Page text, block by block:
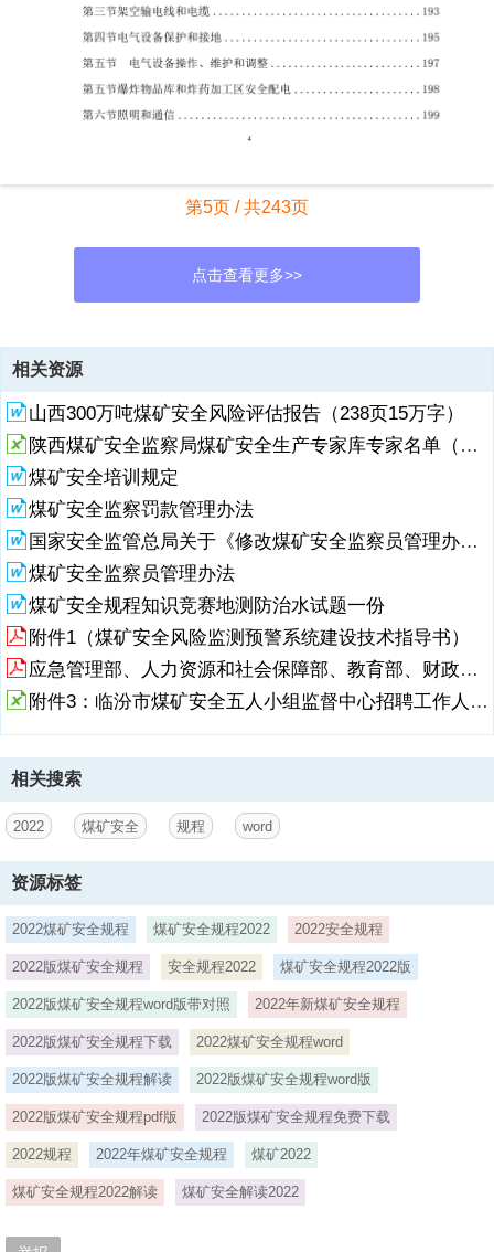
第5页 / 共243页
点击查看更多>>
资源描述
1、更多煤矿精品资料，扫描右面二维码微信关注：煤矿安全知识
12022 年新版煤矿安全规程（应急管理部令第 8 号）中华人民共和国应
急管理部令第 8 号 应急管理部关于修改煤矿安全规程的决定已经 2021
年 8 月 17 日应急管理部第 27 次部务会议审议通过，现予公布，自
2022 年 4 月 1 日起施行。 部长 黄明2022 年 1 月 6 日附件：煤矿安全
规程 更多煤矿精品资料，扫描右面二维码微信关注：煤矿安全知识 1目
录第一编总 则 .1第二编 地 质 保 障 .5第三编 井 工 煤 矿 .7第一章矿 井
建 设 .7第一节一 般 规 定 .7第二节 井巷掘进与支护 .8第三节 井塔
2、、井架及井筒装备 .15第四节 建井期间生产及辅助系统 .17第二章开
采 .22第一节一 般 规 定 .22第二节回采和顶板控制 .26第三节采 掘 机
械 .36第四节 建(构)筑物下、水体下、 .39第五节 井巷维修和报废 .39
第六节 防 止 坠 落 .41第二章通风、瓦斯和煤尘爆炸防治 .41第一节通
风 .41第二节瓦 斯 防 治 .53第三节 瓦斯和煤尘爆炸防治 .60第三章煤
(岩)与瓦斯(二氧化碳)突出防治 .61第一节一 般 规 定 .61第二节 区域综
3、防治 .71第一节 一 般 规 定 .71第二节 冲击危险性预测 .74第三节
区域与局部防冲措施 .75第四节 冲击地压安全防护措施 .76第六章防灭
火 .77第一节 一 般 规 定 .77第二节 井下火灾防治 .80第三节 井下火区
管理 .85第七章防治 水 .86第一节 一 般 规 定 .86第二节 地 面 防 治 水
.88第三节 井 下 防 治 水 .89第四节 井 下 排 水 .93第五节探放 水 .95
第八章 爆炸物品和井下爆破 .97第一节 爆炸物品贮存 .97第二节 爆炸物
品运输 .102第三节 井 下 爆 破 .104第九章 运输、提升和空气压缩机
.112第一节 平巷和
4、倾斜井巷运输 .112第二节 立 井 提 升 .124更多煤矿精品资料，扫描
右面二维码微信关注：煤矿安全知识 3第三节 钢丝绳和连接装置 .130
第四节 提升装置 .139第五节 空气压缩机 .146第十章电 气 .147第一节
一般规定 .147第二节 电气设备和保护 .152第三节井下机电设备硐室
.154第四节输电线路及电缆 .155第五节井下照明和信号 .158第六节井
下电气设备保护接地 .160第七节电气设备、电缆的检查、维护和调整
.161第八节井下电池电源 .162第十一章 监控与通信 .163第一节一般规
定 .163第二节 安全监控 .164第二节人员位置监测 .170第四节
5、通信与图像监视 .171第四编 露 天 煤 矿 .171第一章一 般 规 定
三节爆 破 .174更多煤矿精品资料，扫描右面二维码微信关注：煤矿安
相关资源
山西300万吨煤矿安全风险评估报告（238页15万字）
陕西煤矿安全监察局煤矿安全生产专家库专家名单（第一批）
煤矿安全培训规定
煤矿安全监察罚款管理办法
国家安全监管总局关于《修改煤矿安全监察员管理办法》等五部煤矿安全规章的决定
煤矿安全监察员管理办法
煤矿安全规程知识竞赛地测防治水试题一份
附件1（煤矿安全风险监测预警系统建设技术指导书）
应急管理部、人力资源和社会保障部、教育部、财政部、国家煤矿安全监察局关于高危行业领域安全技能提升行动
附件3：临汾市煤矿安全五人小组监督中心招聘工作人员报名表.xls
相关搜索
2022 煤矿安全 规程 word
资源标签
2022煤矿安全规程 煤矿安全规程2022 2022安全规程
2022版煤矿安全规程 安全规程2022 煤矿安全规程2022版
2022版煤矿安全规程word版带对照 2022年新煤矿安全规程
2022版煤矿安全规程下载 2022煤矿安全规程word
2022版煤矿安全规程解读 2022版煤矿安全规程word版
2022版煤矿安全规程pdf版 2022版煤矿安全规程免费下载
2022规程 2022年煤矿安全规程 煤矿2022
煤矿安全规程2022解读 煤矿安全解读2022